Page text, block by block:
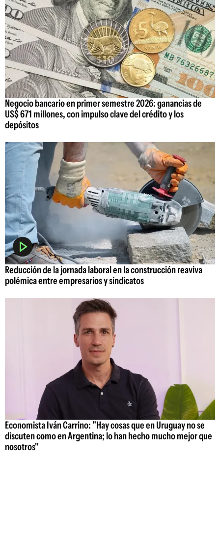
Negocio bancario en primer semestre 2026: ganancias de
US$ 671 millones, con impulso clave del crédito y los
depósitos
Reducción de la jornada laboral en la construcción reaviva
polémica entre empresarios y sindicatos
Economista Iván Carrino: "Hay cosas que en Uruguay no se
discuten como en Argentina; lo han hecho mucho mejor que
nosotros"